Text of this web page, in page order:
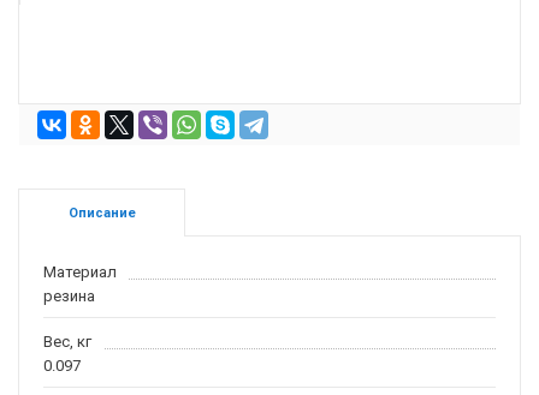
Описание
Материал
резина
Вес, кг
0.097